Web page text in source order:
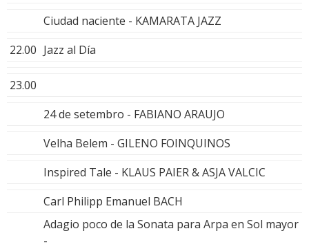
Ciudad naciente - KAMARATA JAZZ
22.00 Jazz al Día
23.00
24 de setembro - FABIANO ARAUJO
Velha Belem - GILENO FOINQUINOS
Inspired Tale - KLAUS PAIER & ASJA VALCIC
Carl Philipp Emanuel BACH
Adagio poco de la Sonata para Arpa en Sol mayor
-